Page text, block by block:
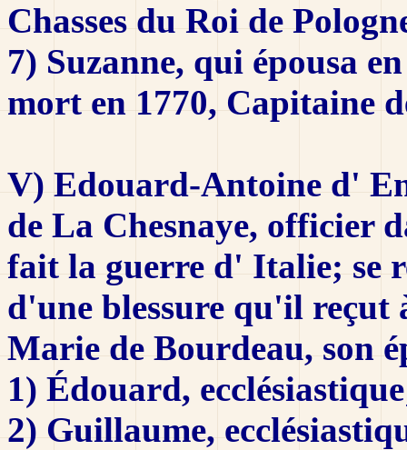
Chasses du Roi de
7) Suzanne, qui épousa
mort en 1770, Capitaine
V) Edouard-Antoine d'
de La Chesnaye, officier
fait la guerre d' Italie; se
d'une blessure qu'il reçut
Marie de Bourdeau, son
1) Édouard,
2) Guillaume,